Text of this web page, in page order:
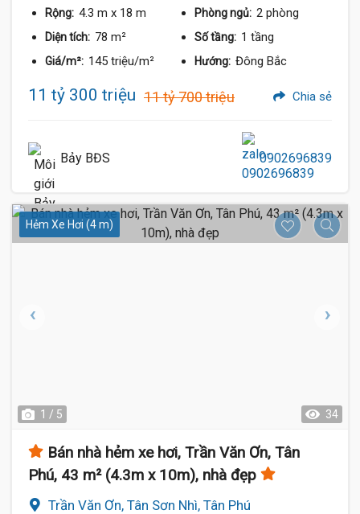
Rộng: 4.3 m x 18 m Phòng ngủ: 2 phòng
Diện tích: 78 m² Số tầng: 1 tầng
Giá/m²: 145 triệu/m² Hướng: Đông Bắc
11 tỷ 300 triệu 11 tỷ 700 triệu Chia sẻ
Bảy BĐS 0902696839
Hẻm Xe Hơi (4 m)
1 / 5 34
Bán nhà hẻm xe hơi, Trần Văn Ơn, Tân
Phú, 43 m² (4.3m x 10m), nhà đẹp
Trần Văn Ơn, Tân Sơn Nhì, Tân Phú